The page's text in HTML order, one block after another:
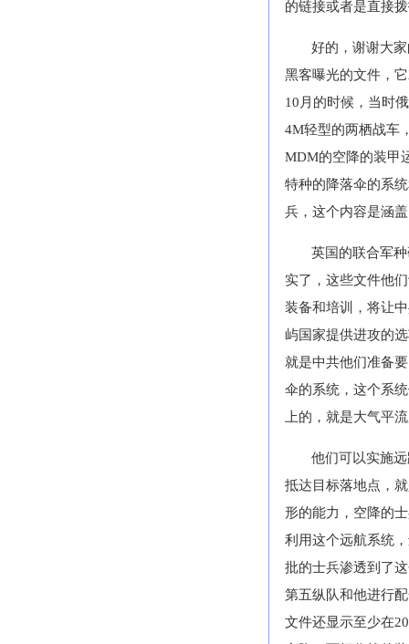
的链接或者是直接
好的，谢谢大
黑客曝光的文件，
10 月的时候，当时
4M轻型的两栖战车
MDM的空降的装甲
特种的降落伞的系
兵，这个内容是涵
英国的联合军
实了，这些文件他
装备和培训，将让
屿国家提供进攻的
就是中共他们准备
伞的系统，这个系
上的，就是大气平
他们可以实施
抵达目标落地点，
形的能力，空降的
利用这个远航系统
批的士兵渗透到了
第五纵队和他进行
文件还显示至少在